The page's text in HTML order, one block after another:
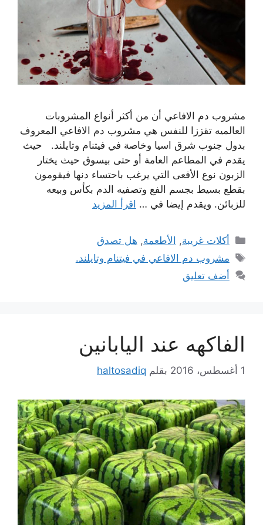
مشروب دم الافاعي أن من أكثر أنواع المشروبات
العالميه تقززا للنفس هي مشروب دم الافاعي المعروف
بدول جنوب شرق اسيا وخاصة في فيتنام وتايلند. حيث
يقدم في المطاعم العامة أو حتى بيسوق حيث يختار
الزبون نوع الأفعى التي يرغب باحتساء دنها فيقومون
بقطع بسيط بجسم الفع وتصفيه الدم بكأس وبيعه
للزبائن. ويقدم إيضا في … اقرأ المزيد
التصنيفات
أكلات غريبة, الأطعمة, هل تصدق
الوسوم
مشروب دم الافاعي في فيتنام وتايلند.
أضف تعليق
الفاكهه عند اليابانين
1 أغسطس، 2016 بقلم haltosadiq